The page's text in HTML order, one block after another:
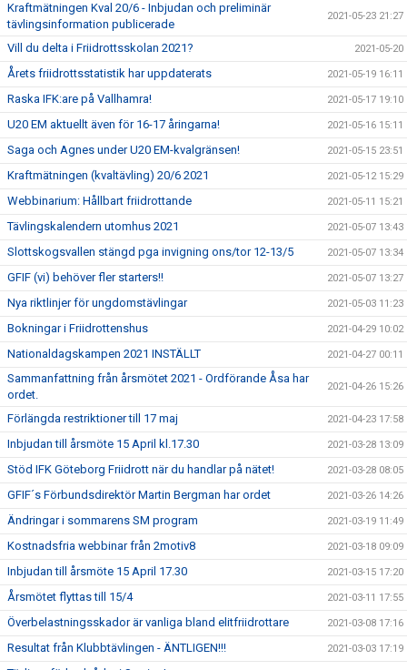
Kraftmätningen Kval 20/6 - Inbjudan och preliminär
tävlingsinformation publicerade
2021-05-23 21:27
Vill du delta i Friidrottsskolan 2021? 2021-05-20
Årets friidrottsstatistik har uppdaterats 2021-05-19 16:11
Raska IFK:are på Vallhamra! 2021-05-17 19:10
U20 EM aktuellt även för 16-17 åringarna! 2021-05-16 15:11
Saga och Agnes under U20 EM-kvalgränsen! 2021-05-15 23:51
Kraftmätningen (kvaltävling) 20/6 2021 2021-05-12 15:29
Webbinarium: Hållbart friidrottande 2021-05-11 15:21
Tävlingskalendern utomhus 2021 2021-05-07 13:43
Slottskogsvallen stängd pga invigning ons/tor 12-13/5 2021-05-07 13:34
GFIF (vi) behöver fler starters!! 2021-05-07 13:27
Nya riktlinjer för ungdomstävlingar 2021-05-03 11:23
Bokningar i Friidrottenshus 2021-04-29 10:02
Nationaldagskampen 2021 INSTÄLLT 2021-04-27 00:11
Sammanfattning från årsmötet 2021 - Ordförande Åsa har
ordet.
2021-04-26 15:26
Förlängda restriktioner till 17 maj 2021-04-23 17:58
Inbjudan till årsmöte 15 April kl.17.30 2021-03-28 13:09
Stöd IFK Göteborg Friidrott när du handlar på nätet! 2021-03-28 08:05
GFIF´s Förbundsdirektör Martin Bergman har ordet 2021-03-26 14:26
Ändringar i sommarens SM program 2021-03-19 11:49
Kostnadsfria webbinar från 2motiv8 2021-03-18 09:09
Inbjudan till årsmöte 15 April 17.30 2021-03-15 17:20
Årsmötet flyttas till 15/4 2021-03-11 17:55
Överbelastningsskador är vanliga bland elitfriidrottare 2021-03-08 17:16
Resultat från Klubbtävlingen - ÄNTLIGEN!!! 2021-03-03 17:19